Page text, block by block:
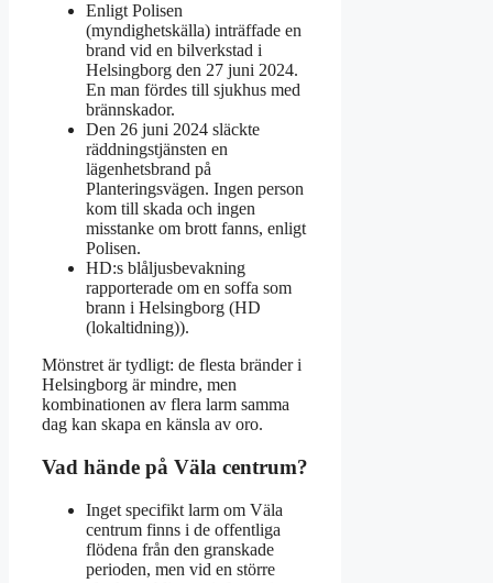
Enligt Polisen
(myndighetskälla) inträffade en
brand vid en bilverkstad i
Helsingborg den 27 juni 2024.
En man fördes till sjukhus med
brännskador.
Den 26 juni 2024 släckte
räddningstjänsten en
lägenhetsbrand på
Planteringsvägen. Ingen person
kom till skada och ingen
misstanke om brott fanns, enligt
Polisen.
HD:s blåljusbevakning
rapporterade om en soffa som
brann i Helsingborg (HD
(lokaltidning)).
Mönstret är tydligt: de flesta bränder i
Helsingborg är mindre, men
kombinationen av flera larm samma
dag kan skapa en känsla av oro.
Vad hände på Väla centrum?
Inget specifikt larm om Väla
centrum finns i de offentliga
flödena från den granskade
perioden, men vid en större